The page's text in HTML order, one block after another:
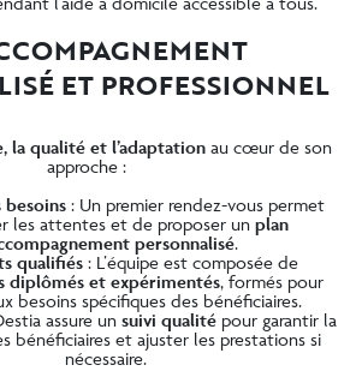
ET PROFESSIONNEL
la qualité et l’adaptation au cœur de son
approche :
besoins: Un premier rendez-vous permet
les attentes et de proposer un plan
personnalisé.
qualifiés : L’équipe est composée de
diplômés et expérimentés, formés pour
besoins spécifiques des bénéficiaires.
assure un suivi qualité pour garantir la
bénéficiaires et ajuster les prestations si
nécessaire.